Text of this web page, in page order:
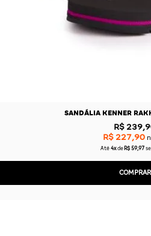
SANDÁLIA KENNER
R$
R$ 227,90
Até 4x de R$ 59,97
COMPRAR